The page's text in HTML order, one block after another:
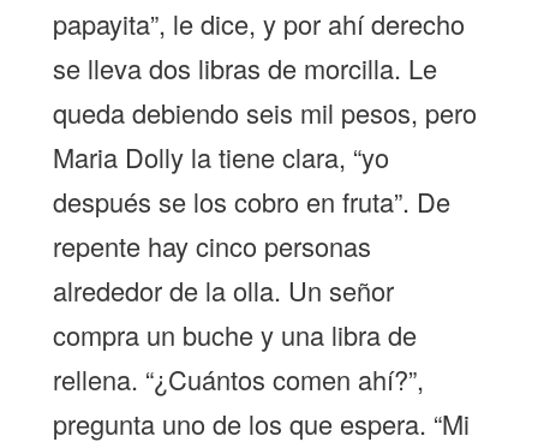
papayita”, le dice, y por ahí derecho
se lleva dos libras de morcilla. Le
queda debiendo seis mil pesos, pero
Maria Dolly la tiene clara, “yo
después se los cobro en fruta”. De
repente hay cinco personas
alrededor de la olla. Un señor
compra un buche y una libra de
rellena. “¿Cuántos comen ahí?”,
pregunta uno de los que espera. “Mi